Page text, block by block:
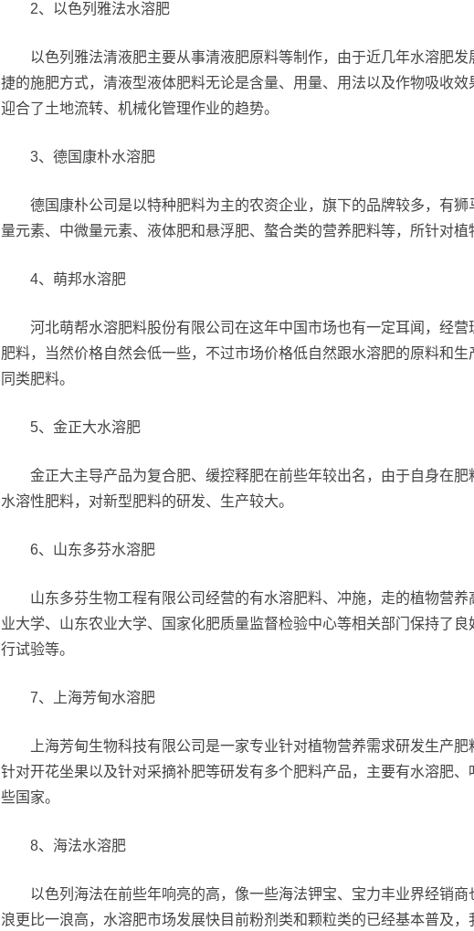
2、以色列雅法水溶肥
以色列雅法清液肥主要从事清液肥原料等制作，由于近几年水溶肥
捷的施肥方式，清液型液体肥料无论是含量、用量、用法以及作物吸收
迎合了土地流转、机械化管理作业的趋势。
3、德国康朴水溶肥
德国康朴公司是以特种肥料为主的农资企业，旗下的品牌较多，有
量元素、中微量元素、液体肥和悬浮肥、螯合类的营养肥料等，所针对植
4、萌邦水溶肥
河北萌帮水溶肥料股份有限公司在这年中国市场也有一定耳闻，经
肥料，当然价格自然会低一些，不过市场价格低自然跟水溶肥的原料和
同类肥料。
5、金正大水溶肥
金正大主导产品为复合肥、缓控释肥在前些年较出名，由于自身在
水溶性肥料，对新型肥料的研发、生产较大。
6、山东多芬水溶肥
山东多芬生物工程有限公司经营的有水溶肥料、冲施，走的植物营
业大学、山东农业大学、国家化肥质量监督检验中心等相关部门保持了
行试验等。
7、上海芳甸水溶肥
上海芳甸生物科技有限公司是一家专业针对植物营养需求研发生产
针对开花坐果以及针对采摘补肥等研发有多个肥料产品，主要有水溶肥
些国家。
8、海法水溶肥
以色列海法在前些年响亮的高，像一些海法钾宝、宝力丰业界经销
浪更比一浪高，水溶肥市场发展快目前粉剂类和颗粒类的已经基本普及